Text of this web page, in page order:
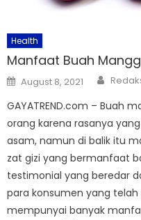
Health
Manfaat Buah
Posted
on
August 8, 2021
GAYATREND.com – Buah
orang karena rasanya
asam, namun di balik itu
zat gizi yang bermanfaat
testimonial yang beredar
para konsumen yang
mempunyai banyak